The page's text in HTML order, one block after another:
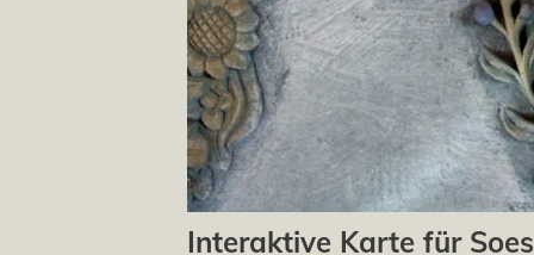
Interaktive Karte für